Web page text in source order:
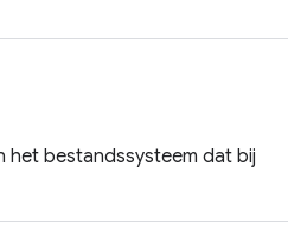
het bestandssysteem dat bij